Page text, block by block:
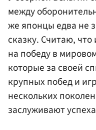
между
же японцы едва не
сказку. Считаю,
на победу в
которые за своей
крупных побед и
нескольких
заслуживают